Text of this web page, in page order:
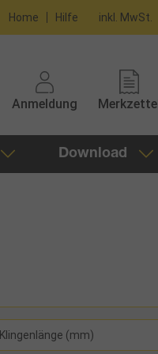
Home Hilfe inkl. MwSt.
Anmeldung Merkzettel
Download
Klingenlänge (mm)